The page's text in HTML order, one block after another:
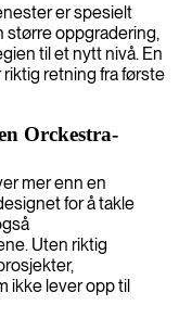
er spesielt
større oppgradering,
til et nytt nivå. En
retning fra første
Orckestra-
mer enn en
for å takle
Uten riktig
ikke lever opp til